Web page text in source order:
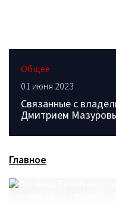
Общее
01 июня 2023
Связанные с
Дмитрием
Главное